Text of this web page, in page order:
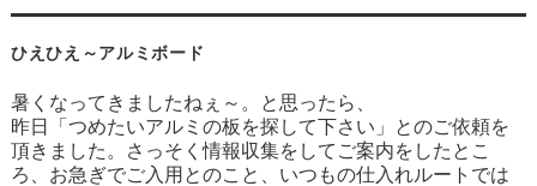
ひえひえ～アルミボード
暑くなってきましたねぇ～。と思ったら、
昨日「つめたいアルミの板を探して下さい」とのご依頼を
頂きました。さっそく情報収集をしてご案内をしたとこ
ろ、お急ぎでご入用とのこと、いつもの仕入れルートでは